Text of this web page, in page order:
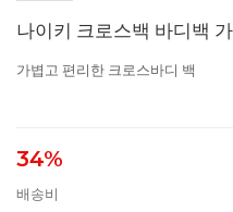
나이키 크로스백 바디백
가볍고 편리한 크로스바디 백
34%
배송비